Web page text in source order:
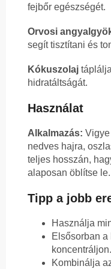
fejbőr egészségét.
Orvosi
segít tisztítani és
Kókuszolaj
hidratáltságát.
Használat
Alkalmazás:
nedves hajra,
teljes hosszán,
alaposan öblítse le.
Tipp a jobb
Használja
Elsősorban
koncentráljon.
Kombinálja